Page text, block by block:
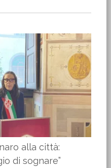
alla città:
di sognare”